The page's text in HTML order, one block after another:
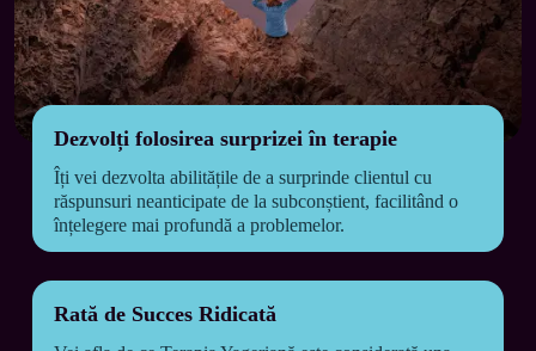
Dezvolți folosirea surprizei în terapie
Îți vei dezvolta abilitățile de a surprinde clientul cu
răspunsuri neanticipate de la subconștient, facilitând o
înțelegere mai profundă a problemelor.
Rată de Succes Ridicată